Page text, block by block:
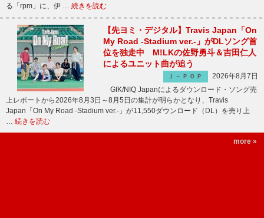
る「rpm」に、伊 … 続きを読む
【先ヨミ・デジタル】Travis Japan「On
My Road -Stadium ver.-」がDLソング首
位を独走中 M!LKの佐野勇斗＆吉田仁人
によるユニット曲が追う
Ｊ－ＰＯＰ
2026年8月7日
GfK/NIQ Japanによるダウンロード・ソング売
上レポートから2026年8月3日～8月5日の集計が明らかとなり、Travis
Japan「On My Road -Stadium ver.-」が11,550ダウンロード（DL）を売り上
… 続きを読む
more »